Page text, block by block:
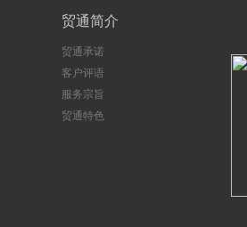
贸通简介
贸通承诺
客户评语
服务宗旨
贸通特色